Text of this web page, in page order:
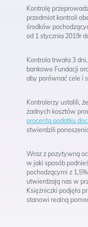
Kontrolę
przedmiot kontroli
środków
od 1 stycznia 2019r
Kontrola trwała 3
bankowe Fundacji
aby porównać cele i
Kontrolerzy ustalili,
żadnych kosztów
procenta podatku
stwierdzili
Wraz z pozytywną
w jaki sposób
pochodzącymi z
utwierdzają nas w
Księżniczki podjęła
stanowi realną